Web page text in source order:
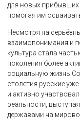
для новых
помогая им
Несмотря на
взаимопонимания и
культура стала
поколения более
социальную жизнь
столетия русские
и активно
реальности,
державами на